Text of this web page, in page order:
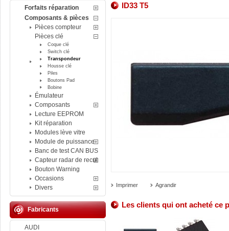
Forfaits réparation
Composants & pièces
Pièces compteur
Pièces clé
Coque clé
Switch clé
Transpondeur
Housse clé
Piles
Boutons Pad
Bobine
Émulateur
Composants
Lecture EEPROM
Kit réparation
Modules lève vitre
Module de puissance
Banc de test CAN BUS
Capteur radar de recul
Bouton Warning
Occasions
Divers
Fabricants
AUDI
ID33 T5
Imprimer Agrandir
Les clients qui ont acheté ce